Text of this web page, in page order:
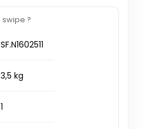
SF.N1602511
3,5 kg
1